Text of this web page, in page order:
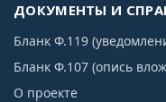
ДОКУМЕНТЫ И
Бланк Ф.119
Бланк Ф.107 (опись
О проекте